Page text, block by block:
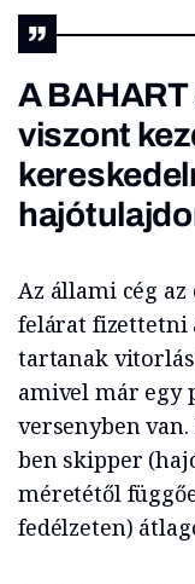
A
viszont
Az állami cég
felárat fizettetni
tartanak
amivel már egy
versenyben
ben skipper
méretétől
fedélzeten)